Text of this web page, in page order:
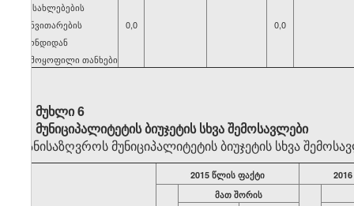
დასახლებების
განვითარების
ფონდიდან
გამოყოფილი თანხები
0,0 0,0
მუხლი 6
მუნიციპალიტეტის ბიუჯეტის სხვა შემოსავლები
განისაზღვროს მუნიციპალიტეტის ბიუჯეტის სხვა
2015 წლის ფაქტი
მათ შორის